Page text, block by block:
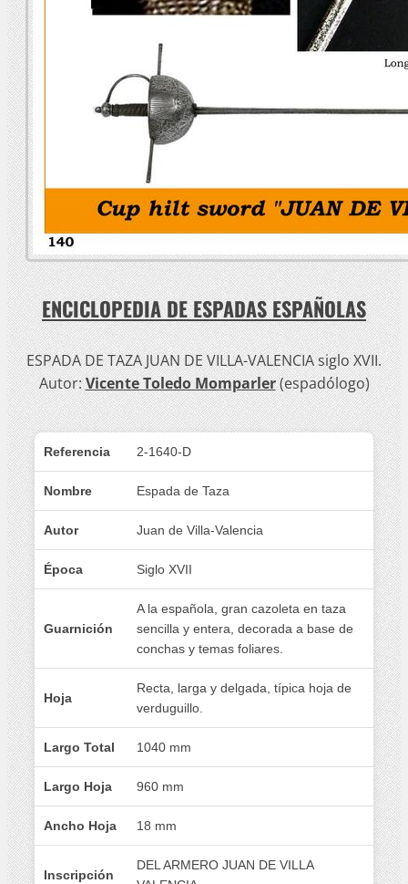
ENCICLOPEDIA DE ESPADAS ESPAÑOLAS
ESPADA DE TAZA JUAN DE VILLA-VALENCIA siglo XVII.
Autor:Vicente Toledo Momparler(espadólogo)
Referencia 2-1640-D
Nombre Espada de Taza
Autor Juan de Villa-Valencia
Época Siglo XVII
Guarnición
A la española, gran cazoleta en taza
sencilla y entera, decorada a base de
conchas y temas foliares.
Hoja
Recta, larga y delgada, típica hoja de
verduguillo.
Largo Total 1040 mm
Largo Hoja 960 mm
Ancho Hoja 18 mm
Inscripción
DEL ARMERO JUAN DE VILLA